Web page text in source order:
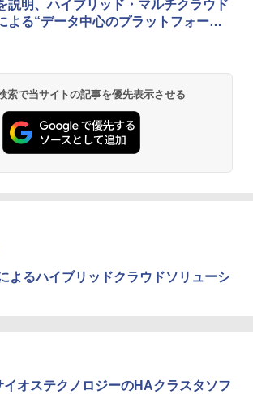
説明、ハイブリッド・マルチクラウド
よる“データ中心のプラットフォー
索で当サイトの記事を優先表示させる
よるハイブリッドクラウドソリューシ
イオステクノロジーのHAクラスタソフ